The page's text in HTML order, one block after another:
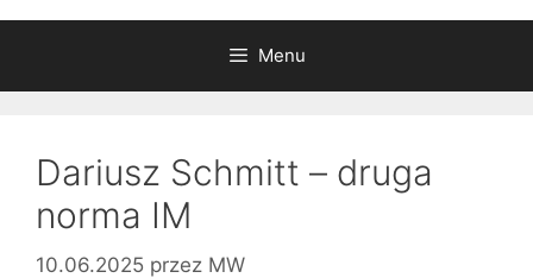
Menu
Dariusz Schmitt – druga
norma IM
10.06.2025 przez MW